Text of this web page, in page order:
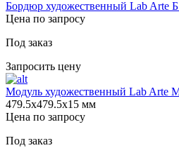
Бордюр художественный Lab Arte
Цена по запросу
Под заказ
Запросить цену
Модуль художественный Lab Arte
479.5х479.5х15 мм
Цена по запросу
Под заказ